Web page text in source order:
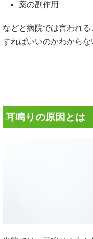
薬の副作用
などと病院では言われ
すればいいのかわからな
耳鳴りの原因とは